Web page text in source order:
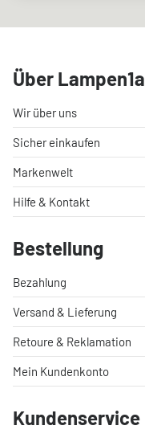
Über Lampen1a
Wir über uns
Sicher einkaufen
Markenwelt
Hilfe & Kontakt
Bestellung
Bezahlung
Versand & Lieferung
Retoure & Reklamation
Mein Kundenkonto
Kundenservice